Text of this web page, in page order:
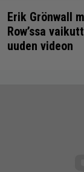
Erik Grönwall
Row’ssa
uuden videon